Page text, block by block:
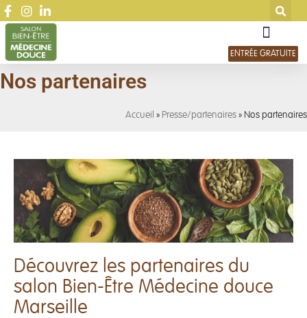
ENTRÉE GRATUITE
Nos partenaires
Accueil » Presse/partenaires » Nos partenaires
Découvrez les partenaires du
salon Bien-Être Médecine douce
Marseille